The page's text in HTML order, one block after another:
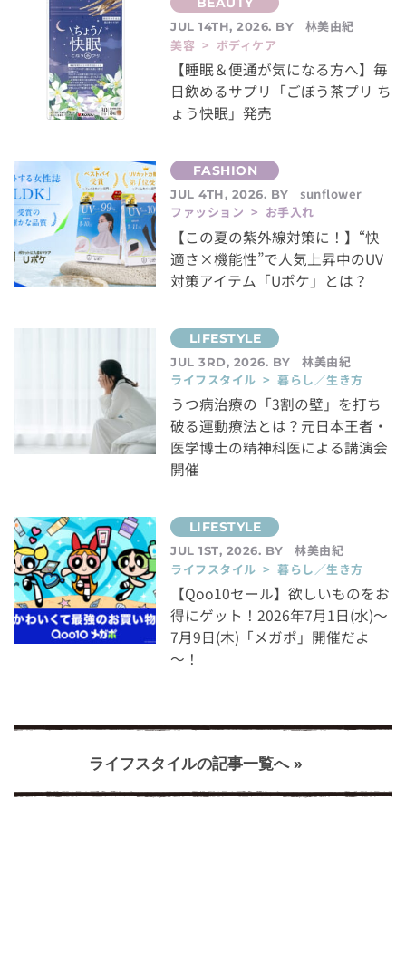
JUL 14TH, 2026. BY
林美由紀
美容 > ボディケア
【睡眠＆便通が気になる方へ】毎
日飲めるサプリ「ごぼう茶プリ ち
ょう快眠」発売
JUL 4TH, 2026. BY
sunflower
ファッション > お手入れ
【この夏の紫外線対策に！】“快
適さ×機能性”で人気上昇中のUV
対策アイテム「Uポケ」とは？
JUL 3RD, 2026. BY
林美由紀
ライフスタイル > 暮らし／生き方
うつ病治療の「3割の壁」を打ち
破る運動療法とは？元日本王者・
医学博士の精神科医による講演会
開催
JUL 1ST, 2026. BY
林美由紀
ライフスタイル > 暮らし／生き方
【Qoo10セール】欲しいものをお
得にゲット！2026年7月1日(水)～
7月9日(木)「メガポ」開催だよ
～！
ライフスタイルの記事一覧へ »